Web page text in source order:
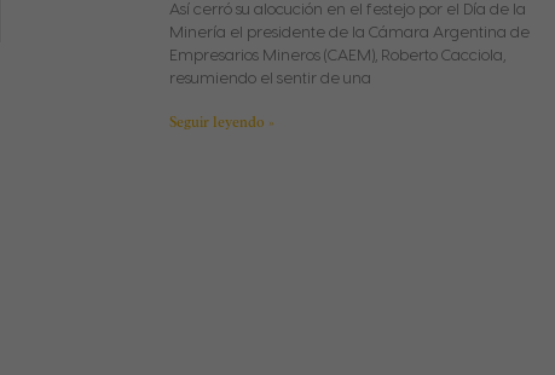
Así cerró su alocución en el festejo por el Día de la
Minería el presidente de la Cámara Argentina de
Empresarios Mineros (CAEM), Roberto Cacciola,
resumiendo el sentir de una
Seguir leyendo »